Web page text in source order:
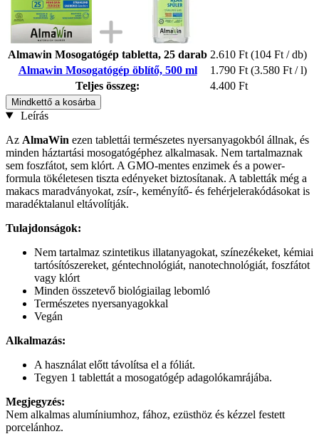
Almawin Mosogatógép tabletta, 25 darab 2.610 Ft (104 Ft / db)
Almawin Mosogatógép öblítő, 500 ml
1.790 Ft (3.580 Ft / l)
Teljes összeg:
4.400 Ft
Mindkettő a kosárba
Leírás
Az AlmaWin ezen tablettái természetes nyersanyagokból állnak, és
minden háztartási mosogatógéphez alkalmasak. Nem tartalmaznak
sem foszfátot, sem klórt. A GMO-mentes enzimek és a power-
formula tökéletesen tiszta edényeket biztosítanak. A tabletták még a
makacs maradványokat, zsír-, keményítő- és fehérjelerakódásokat is
maradéktalanul eltávolítják.
Tulajdonságok:
Nem tartalmaz szintetikus illatanyagokat, színezékeket, kémiai
tartósítószereket, géntechnológiát, nanotechnológiát, foszfátot
vagy klórt
Minden összetevő biológiailag lebomló
Természetes nyersanyagokkal
Vegán
Alkalmazás:
A használat előtt távolítsa el a fóliát.
Tegyen 1 tablettát a mosogatógép adagolókamrájába.
Megjegyzés:
Nem alkalmas alumíniumhoz, fához, ezüsthöz és kézzel festett
porcelánhoz.